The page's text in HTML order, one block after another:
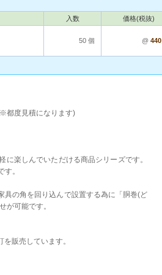
入数 価格(税抜)
50 個 @ 440
都度見積になります)
楽しんでいただける商品シリーズです。
。
具の角を回り込んで設置する為に「胴巻(ど
が可能です。
販売しています。